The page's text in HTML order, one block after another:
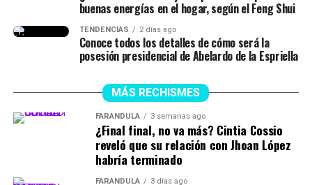
buenas energías en el hogar, según el Feng Shui
TENDENCIAS 2 días ago
Conoce todos los detalles de cómo será la
posesión presidencial de Abelardo de la Espriella
MÁS RECHISMES
FARÁNDULA 3 semanas ago
¿Final final, no va más? Cintia Cossio
reveló que su relación con Jhoan López
habría terminado
FARÁNDULA 3 días ago